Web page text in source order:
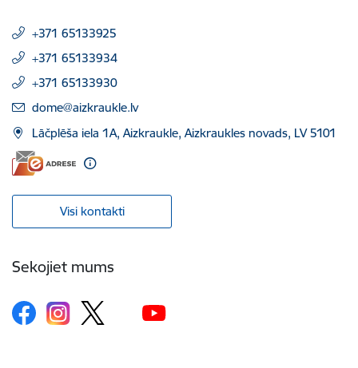
+371 65133925
+371 65133934
+371 65133930
E-pasts:
dome@aizkraukle.lv
Lāčplēša iela 1A, Aizkraukle, Aizkraukles novads, LV 5101
Visi kontakti
Sekojiet mums